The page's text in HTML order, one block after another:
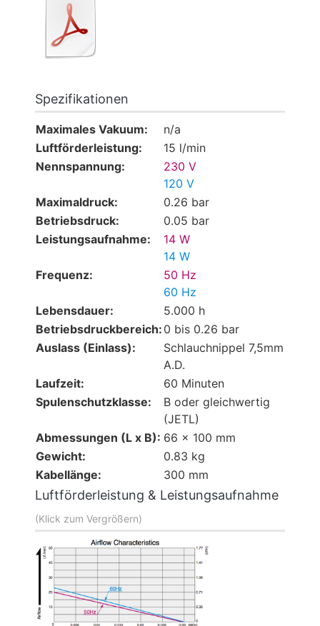
Spezifikationen
Maximales Vakuum:
n/a
Luftförderleistung:
15 l/min
Nennspannung:
230 V
120 V
Maximaldruck:
0.26 bar
Betriebsdruck:
0.05 bar
Leistungsaufnahme:
14 W
14 W
Frequenz:
50 Hz
60 Hz
Lebensdauer:
5.000 h
Betriebsdruckbereich: 0 bis 0.26 bar
Auslass (Einlass):
Schlauchnippel 7,5mm
A.D.
Laufzeit:
60 Minuten
Spulenschutzklasse:
B oder gleichwertig
(JETL)
Abmessungen (L x B): 66 x 100 mm
Gewicht:
0.83 kg
Kabellänge:
300 mm
Luftförderleistung & Leistungsaufnahme
(Klick zum Vergrößern)